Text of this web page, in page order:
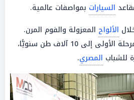
السيارات بمواصفات عالمية.
الألواح المعزولة والفوم المرن.
الإنتاجية للمرحلة الأولى إلى 10 آلاف طن سنويًّا،
للشباب المصري.